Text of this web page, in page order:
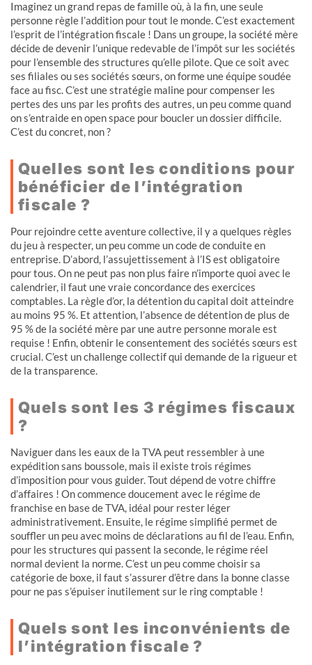
Imaginez un grand repas de famille où, à la fin, une seule
personne règle l’addition pour tout le monde. C’est exactement
l’esprit de l’intégration fiscale ! Dans un groupe, la société mère
décide de devenir l’unique redevable de l’impôt sur les sociétés
pour l’ensemble des structures qu’elle pilote. Que ce soit avec
ses filiales ou ses sociétés sœurs, on forme une équipe soudée
face au fisc. C’est une stratégie maline pour compenser les
pertes des uns par les profits des autres, un peu comme quand
on s’entraide en open space pour boucler un dossier difficile.
C’est du concret, non ?
Quelles sont les conditions pour
bénéficier de l’intégration
fiscale ?
Pour rejoindre cette aventure collective, il y a quelques règles
du jeu à respecter, un peu comme un code de conduite en
entreprise. D’abord, l’assujettissement à l’IS est obligatoire
pour tous. On ne peut pas non plus faire n’importe quoi avec le
calendrier, il faut une vraie concordance des exercices
comptables. La règle d’or, la détention du capital doit atteindre
au moins 95 %. Et attention, l’absence de détention de plus de
95 % de la société mère par une autre personne morale est
requise ! Enfin, obtenir le consentement des sociétés sœurs est
crucial. C’est un challenge collectif qui demande de la rigueur et
de la transparence.
Quels sont les 3 régimes fiscaux
?
Naviguer dans les eaux de la TVA peut ressembler à une
expédition sans boussole, mais il existe trois régimes
d’imposition pour vous guider. Tout dépend de votre chiffre
d’affaires ! On commence doucement avec le régime de
franchise en base de TVA, idéal pour rester léger
administrativement. Ensuite, le régime simplifié permet de
souffler un peu avec moins de déclarations au fil de l’eau. Enfin,
pour les structures qui passent la seconde, le régime réel
normal devient la norme. C’est un peu comme choisir sa
catégorie de boxe, il faut s’assurer d’être dans la bonne classe
pour ne pas s’épuiser inutilement sur le ring comptable !
Quels sont les inconvénients de
l’intégration fiscale ?